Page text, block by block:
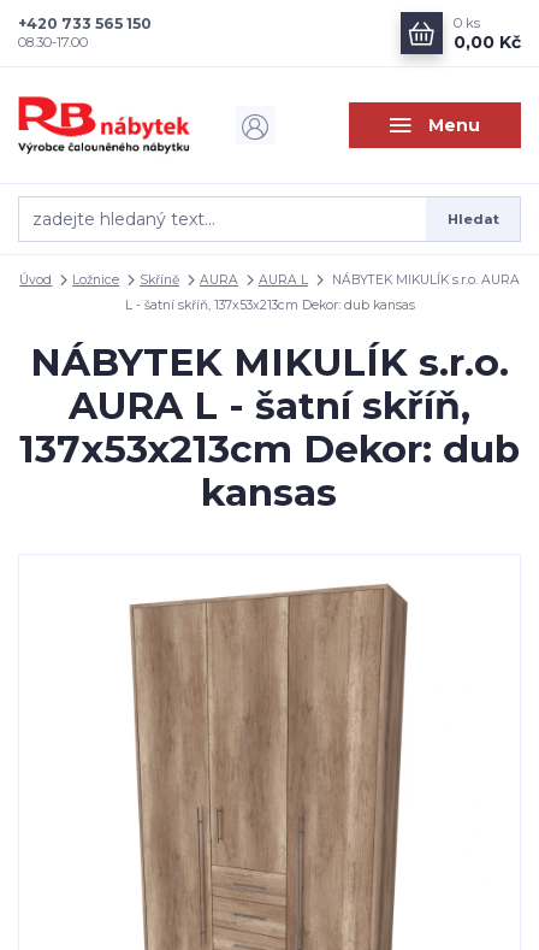
Menu
Hledat
+420 733 565 150
08.30-17.00
0 ks
0,00 Kč
Úvod Ložnice Skříně AURA AURA L
NÁBYTEK MIKULÍK s.r.o. AURA
L - šatní skříň, 137x53x213cm Dekor: dub kansas
NÁBYTEK MIKULÍK s.r.o.
AURA L - šatní skříň,
137x53x213cm Dekor: dub
kansas